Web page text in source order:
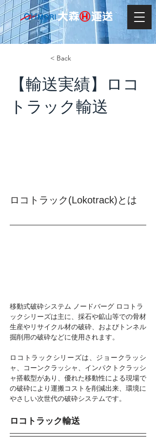
< Back
【輸送実績】ロコ
トラック輸送
ロコトラック(Lokotrack)とは
移動式破砕システム ノードバーグ ロコトラ
ックシリーズは主に、採石や鉱山等での骨材
生産やリサイクル材の破砕、およびトンネル
掘削用の破砕などに使用されます。
ロコトラックシリーズは、ジョークラッシ
ャ、コーンクラッシャ、インパクトクラッシ
ャ搭載型があり、優れた移動性による現場で
の破砕により運搬コストを削減出来、環境に
やさしい次世代の破砕システムです。
ロコトラック輸送